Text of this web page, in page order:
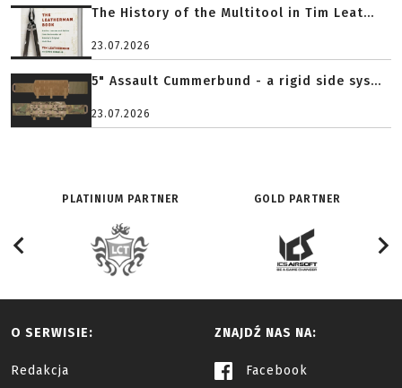
The History of the Multitool in Tim Leat...
23.07.2026
5" Assault Cummerbund - a rigid side sys...
23.07.2026
PLATINIUM PARTNER GOLD PARTNER
O SERWISIE:
Redakcja
ZNAJDŹ NAS NA:
Facebook